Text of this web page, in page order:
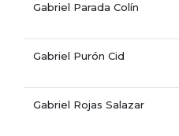
Gabriel Parada Colín
Gabriel Purón Cid
Gabriel Rojas Salazar